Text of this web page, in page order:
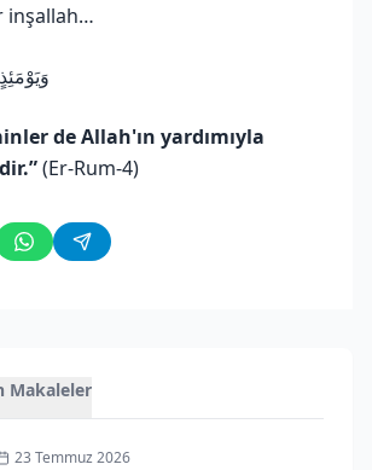
inşallah…
de Allah'ın yardımıyla
(Er-Rum-4)
Makaleler
23 Temmuz 2026